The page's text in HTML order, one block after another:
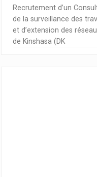
Recrutement d’un
de la surveillance des
et d’extension des
de Kinshasa (DK